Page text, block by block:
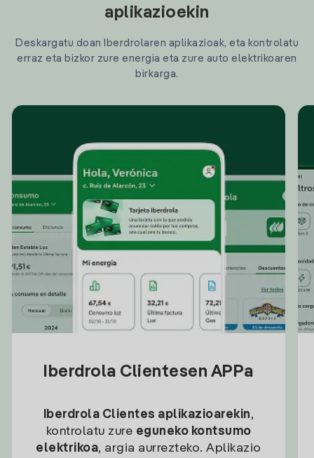
aplikazioekin
Deskargatu doan Iberdrolaren aplikazioak, eta kontrolatu
erraz eta bizkor zure energia eta zure auto elektrikoaren
birkarga.
Iberdrola Clientesen APPa
Iberdrola Clientes aplikazioarekin,
kontrolatu zure eguneko kontsumo
elektrikoa, argia aurrezteko. Aplikazio